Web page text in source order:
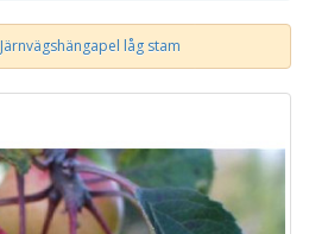
Järnvägshängapel låg stam